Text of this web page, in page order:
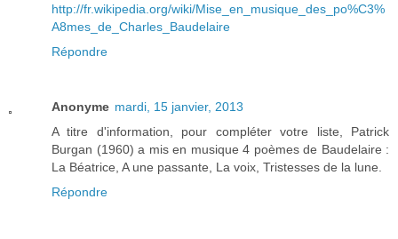
http://fr.wikipedia.org/wiki/Mise_en_musique_des_po%C3%
A8mes_de_Charles_Baudelaire
Répondre
Anonyme mardi, 15 janvier, 2013
A titre d'information, pour compléter votre liste, Patrick
Burgan (1960) a mis en musique 4 poèmes de Baudelaire :
La Béatrice, A une passante, La voix, Tristesses de la lune.
Répondre